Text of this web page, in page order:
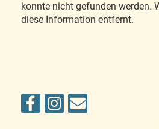
konnte nicht gefunden werden.
diese Information entfernt.